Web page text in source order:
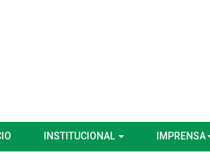
INSTITUCIONAL IMPRENSA